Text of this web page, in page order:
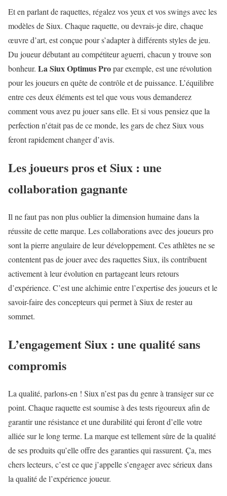
Et en parlant de raquettes, régalez vos yeux et vos swings avec les
modèles de Siux. Chaque raquette, ou devrais-je dire, chaque
œuvre d’art, est conçue pour s’adapter à différents styles de jeu.
Du joueur débutant au compétiteur aguerri, chacun y trouve son
bonheur. La Siux Optimus Propar exemple, est une révolution
pour les joueurs en quête de contrôle et de puissance. L’équilibre
entre ces deux éléments est tel que vous vous demanderez
comment vous avez pu jouer sans elle. Et si vous pensiez que la
perfection n’était pas de ce monde, les gars de chez Siux vous
feront rapidement changer d’avis.
Les joueurs pros et Siux : une
collaboration gagnante
Il ne faut pas non plus oublier la dimension humaine dans la
réussite de cette marque. Les collaborations avec des joueurs pro
sont la pierre angulaire de leur développement. Ces athlètes ne se
contentent pas de jouer avec des raquettes Siux, ils contribuent
activement à leur évolution en partageant leurs retours
d’expérience. C’est une alchimie entre l’expertise des joueurs et le
savoir-faire des concepteurs qui permet à Siux de rester au
sommet.
L’engagement Siux : une qualité sans
compromis
La qualité, parlons-en ! Siux n’est pas du genre à transiger sur ce
point. Chaque raquette est soumise à des tests rigoureux afin de
garantir une résistance et une durabilité qui feront d’elle votre
alliée sur le long terme. La marque est tellement sûre de la qualité
de ses produits qu’elle offre des garanties qui rassurent. Ça, mes
chers lecteurs, c’est ce que j’appelle s’engager avec sérieux dans
la qualité de l’expérience joueur.